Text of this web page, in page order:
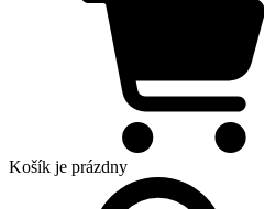
Košík je prázdny